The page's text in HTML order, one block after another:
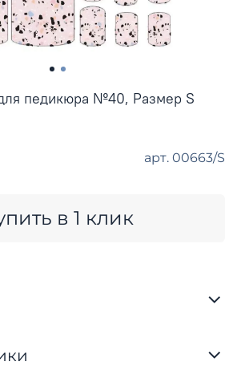
арт. 00663/S
педикюра №40, Размер S
в 1 клик